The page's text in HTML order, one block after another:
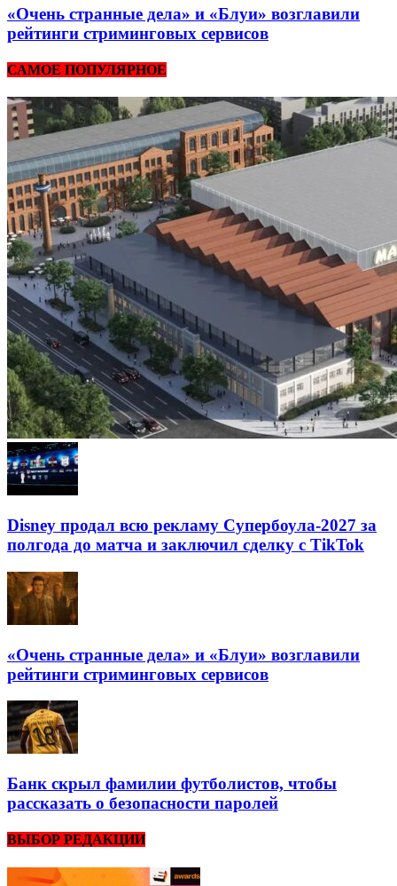
«Очень странные дела» и «Блуи» возглавили
рейтинги стриминговых сервисов
САМОЕ ПОПУЛЯРНОЕ
Disney продал всю рекламу Супербоула-2027 за
полгода до матча и заключил сделку с TikTok
«Очень странные дела» и «Блуи» возглавили
рейтинги стриминговых сервисов
Банк скрыл фамилии футболистов, чтобы
рассказать о безопасности паролей
ВЫБОР РЕДАКЦИИ